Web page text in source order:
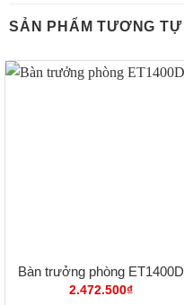
SẢN PHẨM TƯƠNG TỰ
Bàn trưởng phòng ET1400D
2.472.500₫